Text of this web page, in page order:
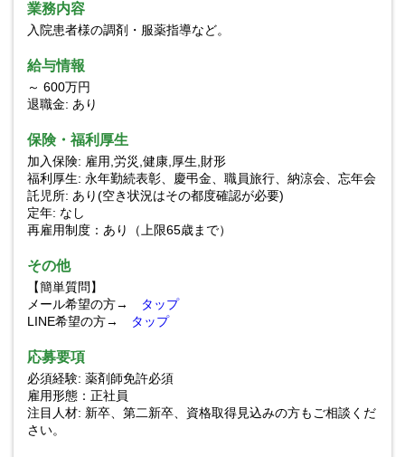
業務内容
入院患者様の調剤・服薬指導など。
給与情報
～ 600万円
退職金: あり
保険・福利厚生
加入保険: 雇用,労災,健康,厚生,財形
福利厚生: 永年勤続表彰、慶弔金、職員旅行、納涼会、忘年会
託児所: あり(空き状況はその都度確認が必要)
定年: なし
再雇用制度：あり（上限65歳まで）
その他
【簡単質問】
メール希望の方→
タップ
LINE希望の方→
タップ
応募要項
必須経験: 薬剤師免許必須
雇用形態：正社員
注目人材: 新卒、第二新卒、資格取得見込みの方もご相談くだ
さい。